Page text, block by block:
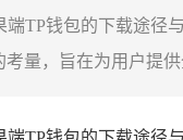
TP钱包的下载途
量，旨在为用户提